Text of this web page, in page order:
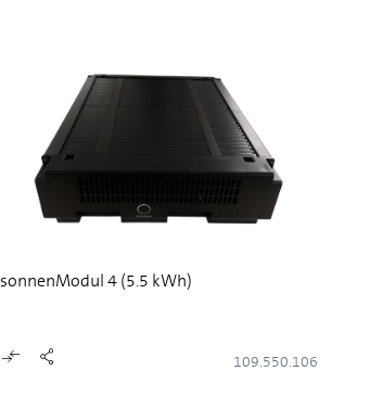
sonnenModul 4 (5.5 kWh)
109.550.106